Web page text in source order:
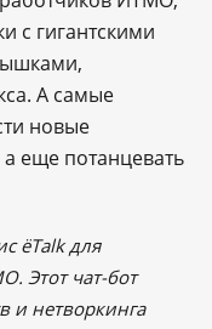
с гигантскими
А самые
новые
еще потанцевать
ёTalk для
Этот чат-бот
и нетворкинга